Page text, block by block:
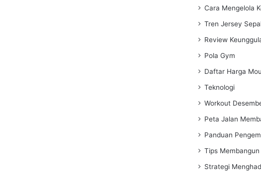
Cara Mengelola
Tren Jersey
Review
Pola Gym
Daftar Harga
Teknologi
Workout
Peta Jalan
Panduan
Tips Membangun
Strategi